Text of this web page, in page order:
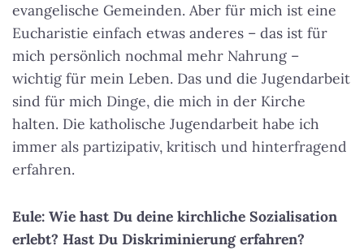
evangelische Gemeinden. Aber für mich ist eine
Eucharistie einfach etwas anderes – das ist für
mich persönlich nochmal mehr Nahrung –
wichtig für mein Leben. Das und die Jugendarbeit
sind für mich Dinge, die mich in der Kirche
halten. Die katholische Jugendarbeit habe ich
immer als partizipativ, kritisch und hinterfragend
erfahren.
Eule: Wie hast Du deine kirchliche Sozialisation
erlebt? Hast Du Diskriminierung erfahren?